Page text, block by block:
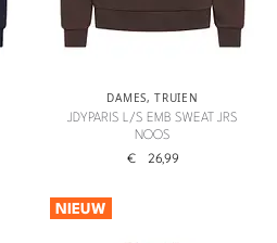
DAMES,TRUIEN
JDYPARIS L/S EMB SWEAT JRS
NOOS
€ 26,99
NIEUW